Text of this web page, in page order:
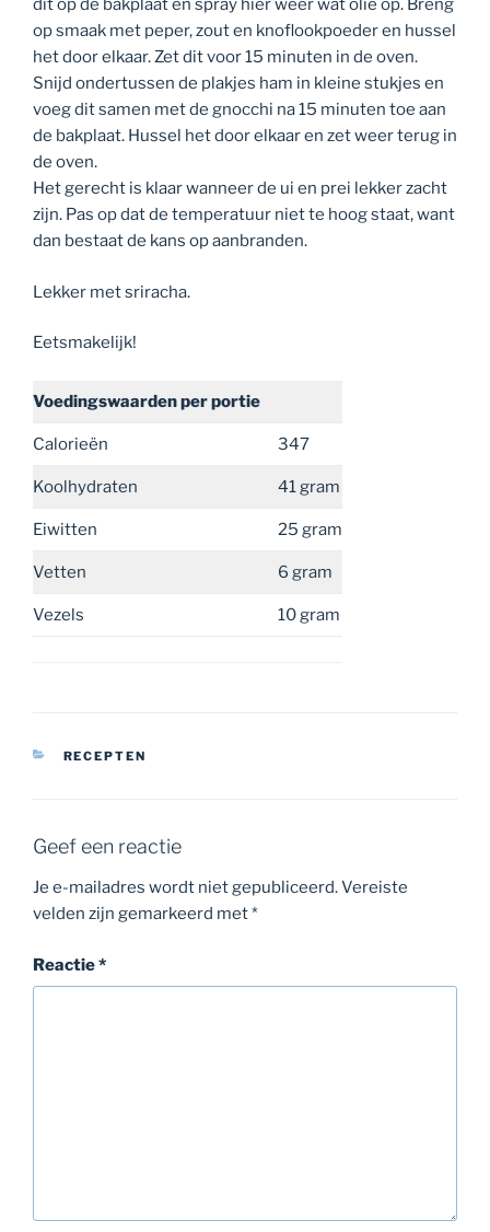
dit op de bakplaat en spray hier weer wat olie op. Breng
op smaak met peper, zout en knoflookpoeder en hussel
het door elkaar. Zet dit voor 15 minuten in de oven.
Snijd ondertussen de plakjes ham in kleine stukjes en
voeg dit samen met de gnocchi na 15 minuten toe aan
de bakplaat. Hussel het door elkaar en zet weer terug in
de oven.
Het gerecht is klaar wanneer de ui en prei lekker zacht
zijn. Pas op dat de temperatuur niet te hoog staat, want
dan bestaat de kans op aanbranden.
Lekker met sriracha.
Eetsmakelijk!
Voedingswaardenper portie
Calorieën 347
Koolhydraten 41 gram
Eiwitten 25 gram
Vetten 6 gram
Vezels 10 gram
CATEGORIEËN
RECEPTEN
Geef een reactie
Je e-mailadres wordt niet gepubliceerd.Vereiste
velden zijn gemarkeerd met*
Reactie*